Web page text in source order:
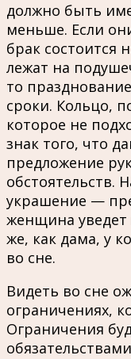
должно быть
меньше. Если
брак состоится
лежат на
то
сроки. Кольцо,
которое не
знак того, что
предложение
обстоятельств.
украшение —
женщина уведет
же, как дама, у
во сне.
Видеть во сне
ограничениях,
Ограничения